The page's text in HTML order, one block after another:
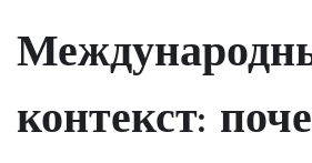
контекст: